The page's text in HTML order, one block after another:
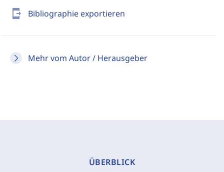
send_to_mobile Bibliographie exportieren
Mehr vom Autor / Herausgeber
ÜBERBLICK